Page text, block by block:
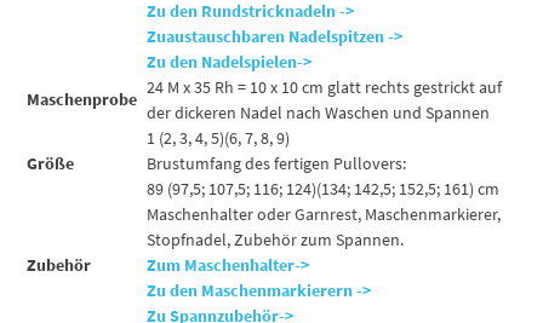
Zu den Rundstricknadeln ->
Zuaustauschbaren Nadelspitzen ->
Zu den Nadelspielen->
Maschenprobe
24 M x 35 Rh = 10 x 10 cm glatt rechts gestrickt auf
der dickeren Nadel nach Waschen und Spannen
Größe
1 (2, 3, 4, 5)(6, 7, 8, 9)
Brustumfang des fertigen Pullovers:
89 (97,5; 107,5; 116; 124)(134; 142,5; 152,5; 161) cm
Zubehör
Maschenhalter oder Garnrest, Maschenmarkierer,
Stopfnadel, Zubehör zum Spannen.
Zum Maschenhalter->
Zu den Maschenmarkierern ->
Zu Spannzubehör->